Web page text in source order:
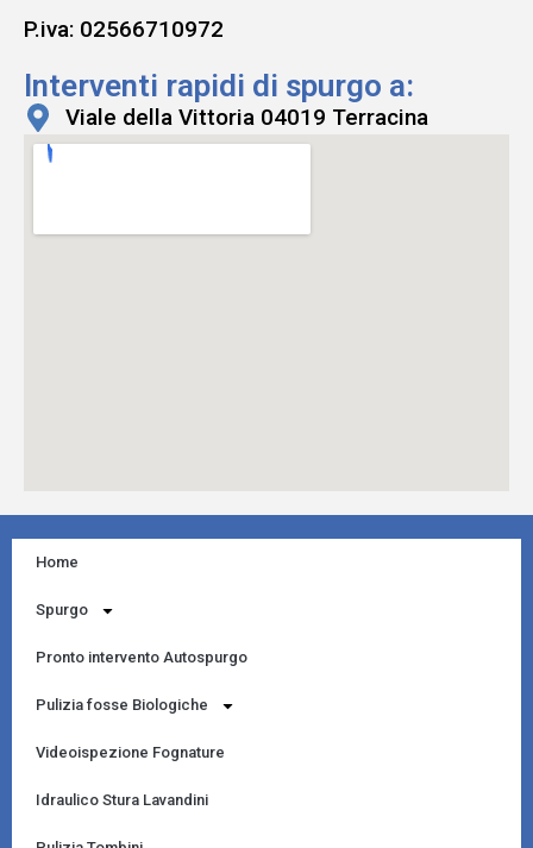
P.iva: 02566710972
Interventi rapidi di spurgo a:
Viale della Vittoria 04019 Terracina
Home
Spurgo
Pronto intervento Autospurgo
Pulizia fosse Biologiche
Videoispezione Fognature
Idraulico Stura Lavandini